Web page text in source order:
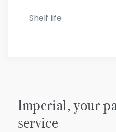
Shelf life
Imperial, your
service